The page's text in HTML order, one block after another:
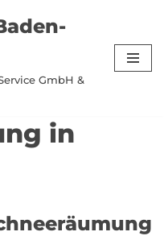
GmbH &
in